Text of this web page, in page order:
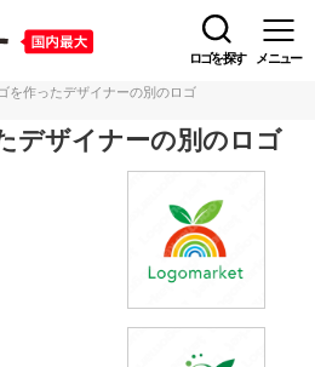
ロゴを探す メニュー
を作ったデザイナーの別のロゴ
デザイナーの別のロゴ